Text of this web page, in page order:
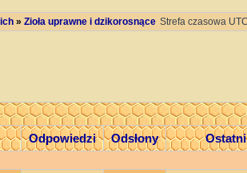
» Zioła uprawne i dzikorosnące Strefa czasowa
Odpowiedzi Odsłony